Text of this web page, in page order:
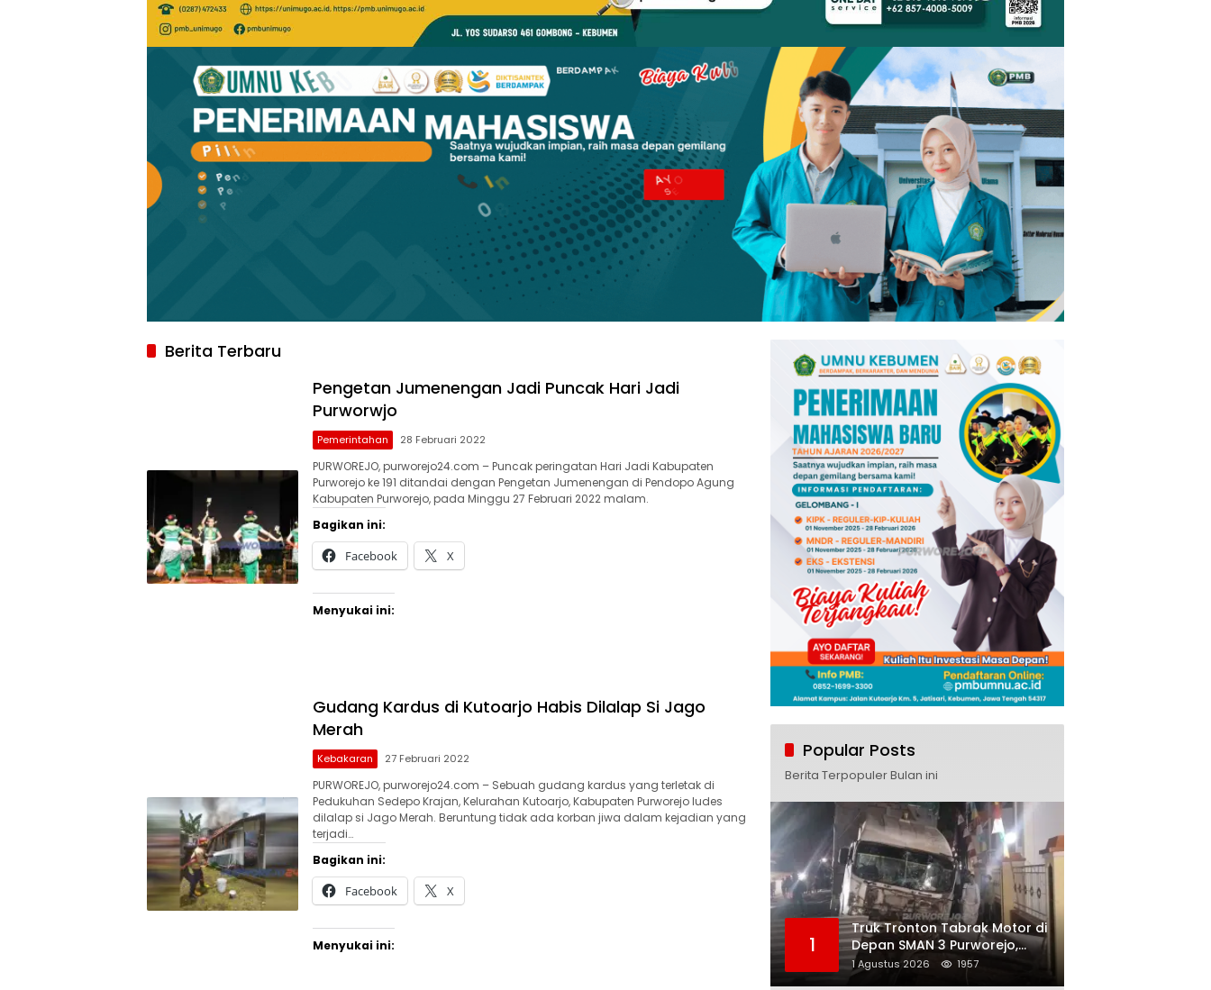
Berita Terbaru
Pengetan Jumenengan Jadi Puncak Hari Jadi
Purworwjo
Pemerintahan 28 Februari 2022
PURWOREJO, purworejo24.com – Puncak peringatan Hari Jadi Kabupaten
Purworejo ke 191 ditandai dengan Pengetan Jumenengan di Pendopo Agung
Kabupaten Purworejo, pada Minggu 27 Februari 2022 malam.
Bagikan ini:
Facebook X
Menyukai ini:
Gudang Kardus di Kutoarjo Habis Dilalap Si Jago
Merah
Kebakaran 27 Februari 2022
PURWOREJO, purworejo24.com – Sebuah gudang kardus yang terletak di
Pedukuhan Sedepo Krajan, Kelurahan Kutoarjo, Kabupaten Purworejo ludes
dilalap si Jago Merah. Beruntung tidak ada korban jiwa dalam kejadian yang
terjadi…
Bagikan ini:
Facebook X
Menyukai ini:
Popular Posts
Berita Terpopuler Bulan ini
1
Truk Tronton Tabrak Motor di
Depan SMAN 3 Purworejo,
Korban Meninggal Dunia,
Polisi Masih Selidiki Penyebab
1 Agustus 2026 1957